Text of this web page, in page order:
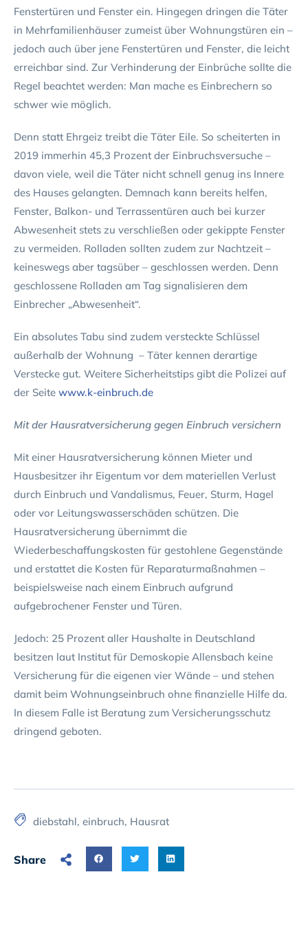
Fenstertüren und Fenster ein. Hingegen dringen die Täter
in Mehrfamilienhäuser zumeist über Wohnungstüren ein –
jedoch auch über jene Fenstertüren und Fenster, die leicht
erreichbar sind. Zur Verhinderung der Einbrüche sollte die
Regel beachtet werden: Man mache es Einbrechern so
schwer wie möglich.
Denn statt Ehrgeiz treibt die Täter Eile. So scheiterten in
2019 immerhin 45,3 Prozent der Einbruchsversuche –
davon viele, weil die Täter nicht schnell genug ins Innere
des Hauses gelangten. Demnach kann bereits helfen,
Fenster, Balkon- und Terrassentüren auch bei kurzer
Abwesenheit stets zu verschließen oder gekippte Fenster
zu vermeiden. Rolladen sollten zudem zur Nachtzeit –
keineswegs aber tagsüber – geschlossen werden. Denn
geschlossene Rolladen am Tag signalisieren dem
Einbrecher „Abwesenheit“.
Ein absolutes Tabu sind zudem versteckte Schlüssel
außerhalb der Wohnung – Täter kennen derartige
Verstecke gut. Weitere Sicherheitstips gibt die Polizei auf
der Seite www.k-einbruch.de
Mit der Hausratversicherung gegen Einbruch versichern
Mit einer Hausratversicherung können Mieter und
Hausbesitzer ihr Eigentum vor dem materiellen Verlust
durch Einbruch und Vandalismus, Feuer, Sturm, Hagel
oder vor Leitungswasserschäden schützen. Die
Hausratversicherung übernimmt die
Wiederbeschaffungskosten für gestohlene Gegenstände
und erstattet die Kosten für Reparaturmaßnahmen –
beispielsweise nach einem Einbruch aufgrund
aufgebrochener Fenster und Türen.
Jedoch: 25 Prozent aller Haushalte in Deutschland
besitzen laut Institut für Demoskopie Allensbach keine
Versicherung für die eigenen vier Wände – und stehen
damit beim Wohnungseinbruch ohne finanzielle Hilfe da.
In diesem Falle ist Beratung zum Versicherungsschutz
dringend geboten.
diebstahl, einbruch, Hausrat
Share